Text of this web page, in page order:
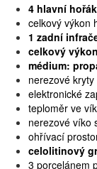
4 hlavní
celkový výkon
1 zadní
celkový
médium:
nerezové
elektronické
teploměr ve
nerezové víko
ohřívací
celolitinový
3 porcelánem